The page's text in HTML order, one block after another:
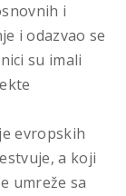
i
i odazvao se
su imali
evropskih
a koji
umreže sa